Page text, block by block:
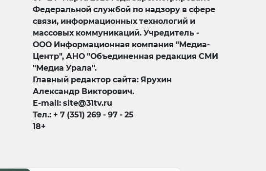
Федеральной службой по надзору в сфере
связи, информационных технологий и
массовых коммуникаций. Учредитель -
ООО Информационная компания "Медиа-
Центр", АНО "Объединенная редакция СМИ
"Медиа Урала".
Главный редактор сайта: Ярухин
Александр Викторович.
E-mail: site@31tv.ru
Тел.: + 7 (351) 269 - 97 - 25
18+